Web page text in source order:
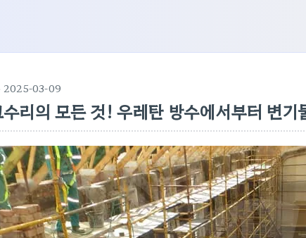
· 2025-03-09
리의 모든 것! 우레탄 방수에서부터 변기